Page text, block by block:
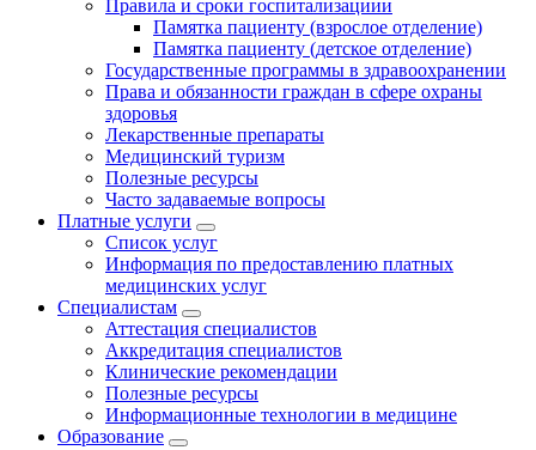
Правила и сроки госпитализациии
Памятка пациенту (взрослое отделение)
Памятка пациенту (детское отделение)
Государственные программы в здравоохранении
Права и обязанности граждан в сфере охраны
здоровья
Лекарственные препараты
Медицинский туризм
Полезные ресурсы
Часто задаваемые вопросы
Платные услуги
Список услуг
Информация по предоставлению платных
медицинских услуг
Специалистам
Аттестация специалистов
Аккредитация специалистов
Клинические рекомендации
Полезные ресурсы
Информационные технологии в медицине
Образование